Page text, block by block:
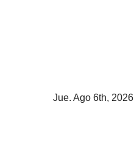
Jue. Ago 6th, 2026